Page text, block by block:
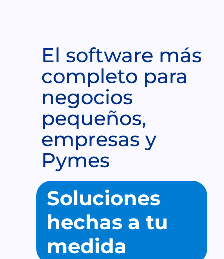
El software más
completo para
negocios
pequeños,
empresas y
Pymes
Soluciones
hechas a tu
medida